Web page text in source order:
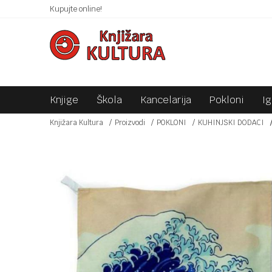
Kupujte online!SIGURNO PLAĆANJE PLATNIM KARTICAMA!
Knjige Škola Kancelarija Pokloni
Knjižara Kultura Proizvodi POKLONI KUHINJSKI DODACI